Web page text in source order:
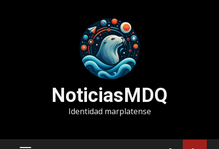
NoticiasMDQ
Identidad marplatense